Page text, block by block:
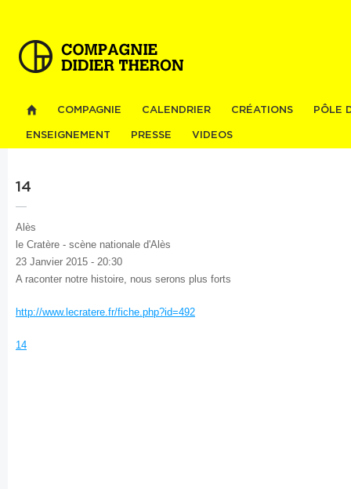
COMPAGNIE CALENDRIER CRÉATIONS PÔLE
ENSEIGNEMENT PRESSE VIDEOS
14
Alès
le Cratère - scène nationale d'Alès
23 Janvier 2015 - 20:30
A raconter notre histoire, nous serons plus forts
http://www.lecratere.fr/fiche.php?id=492
14